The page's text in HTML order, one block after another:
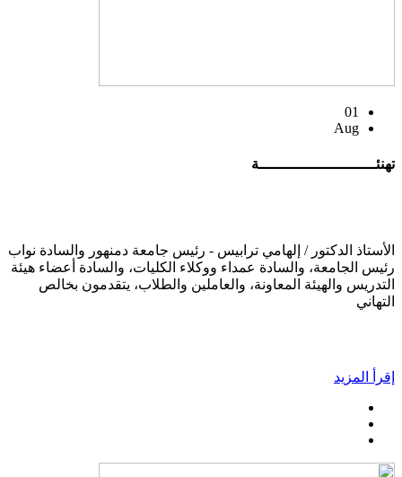
01
Aug
تهنئــــــــــــــــــــــــــة
الأستاذ الدكتور / إلهامي ترابيس - رئيس جامعة دمنهور والسادة نواب
رئيس الجامعة، والسادة عمداء ووكلاء الكليات، والسادة أعضاء هيئة
التدريس والهيئة المعاونة، والعاملين والطلاب، يتقدمون بخالص
التهاني
إقرأ المزيد